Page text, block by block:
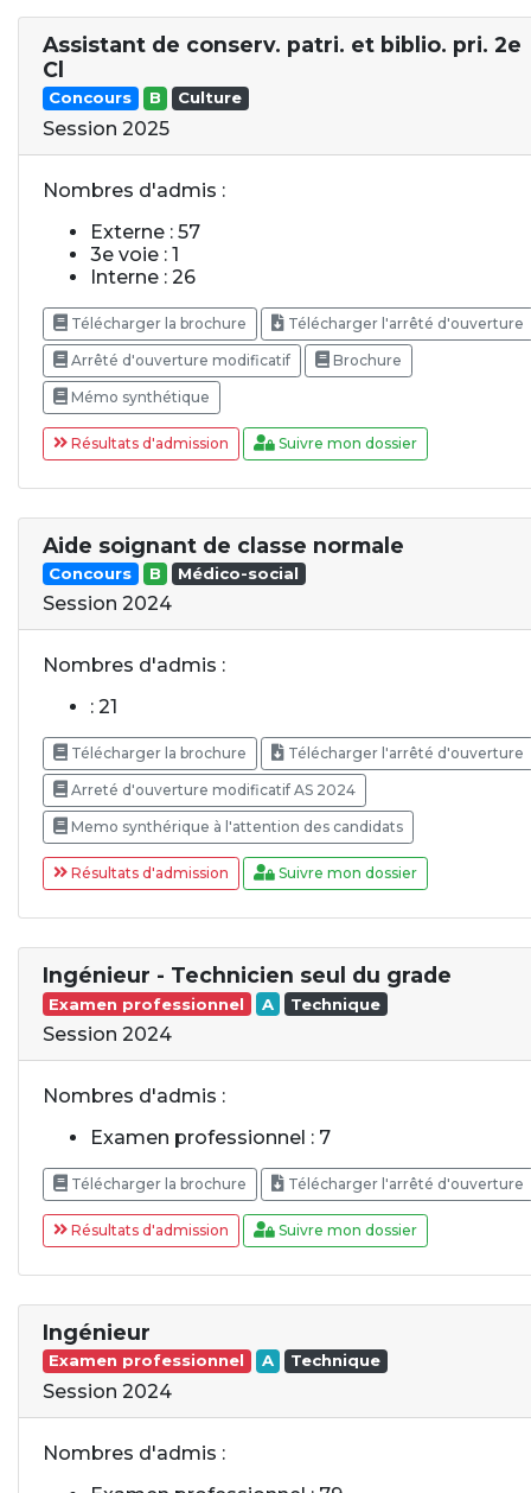
Assistant de conserv. patri. et biblio. pri. 2e
Cl
Concours B Culture
Session 2025
Nombres d'admis :
Externe : 57
3e voie : 1
Interne : 26
Télécharger la brochure Télécharger l'arrêté d'ouverture
Arrêté d'ouverture modificatif Brochure
Mémo synthétique
Résultats d'admission Suivre mon dossier
Aide soignant de classe normale
Concours B Médico-social
Session 2024
Nombres d'admis :
: 21
Télécharger la brochure Télécharger l'arrêté d'ouverture
Arreté d'ouverture modificatif AS 2024
Memo synthérique à l'attention des candidats
Résultats d'admission Suivre mon dossier
Ingénieur - Technicien seul du grade
Examen professionnel A Technique
Session 2024
Nombres d'admis :
Examen professionnel : 7
Télécharger la brochure Télécharger l'arrêté d'ouverture
Résultats d'admission Suivre mon dossier
Ingénieur
Examen professionnel A Technique
Session 2024
Nombres d'admis :